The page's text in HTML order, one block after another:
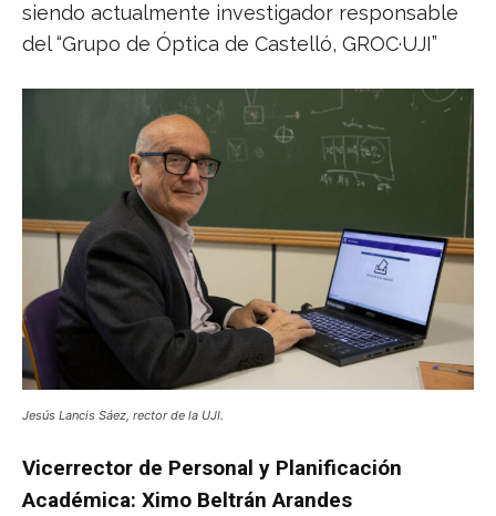
siendo actualmente investigador responsable
del “Grupo de Óptica de Castelló, GROC·UJI”
Jesús Lancis Sáez, rector de la UJI.
Vicerrector de Personal y Planificación
Académica: Ximo Beltrán Arandes